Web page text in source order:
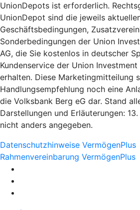
UnionDepots ist erforderlich.
UnionDepot sind die jeweils
Geschäftsbedingungen,
Sonderbedingungen der Union
AG, die Sie kostenlos in deutscher
Kundenservice der Union Investment
erhalten. Diese Marketingmitteilung
Handlungsempfehlung noch eine
die Volksbank Berg eG dar. Stand
Darstellungen und Erläuterungen:
nicht anders angegeben.
Datenschutzhinweise VermögenPlus
Rahmenvereinbarung VermögenPlus